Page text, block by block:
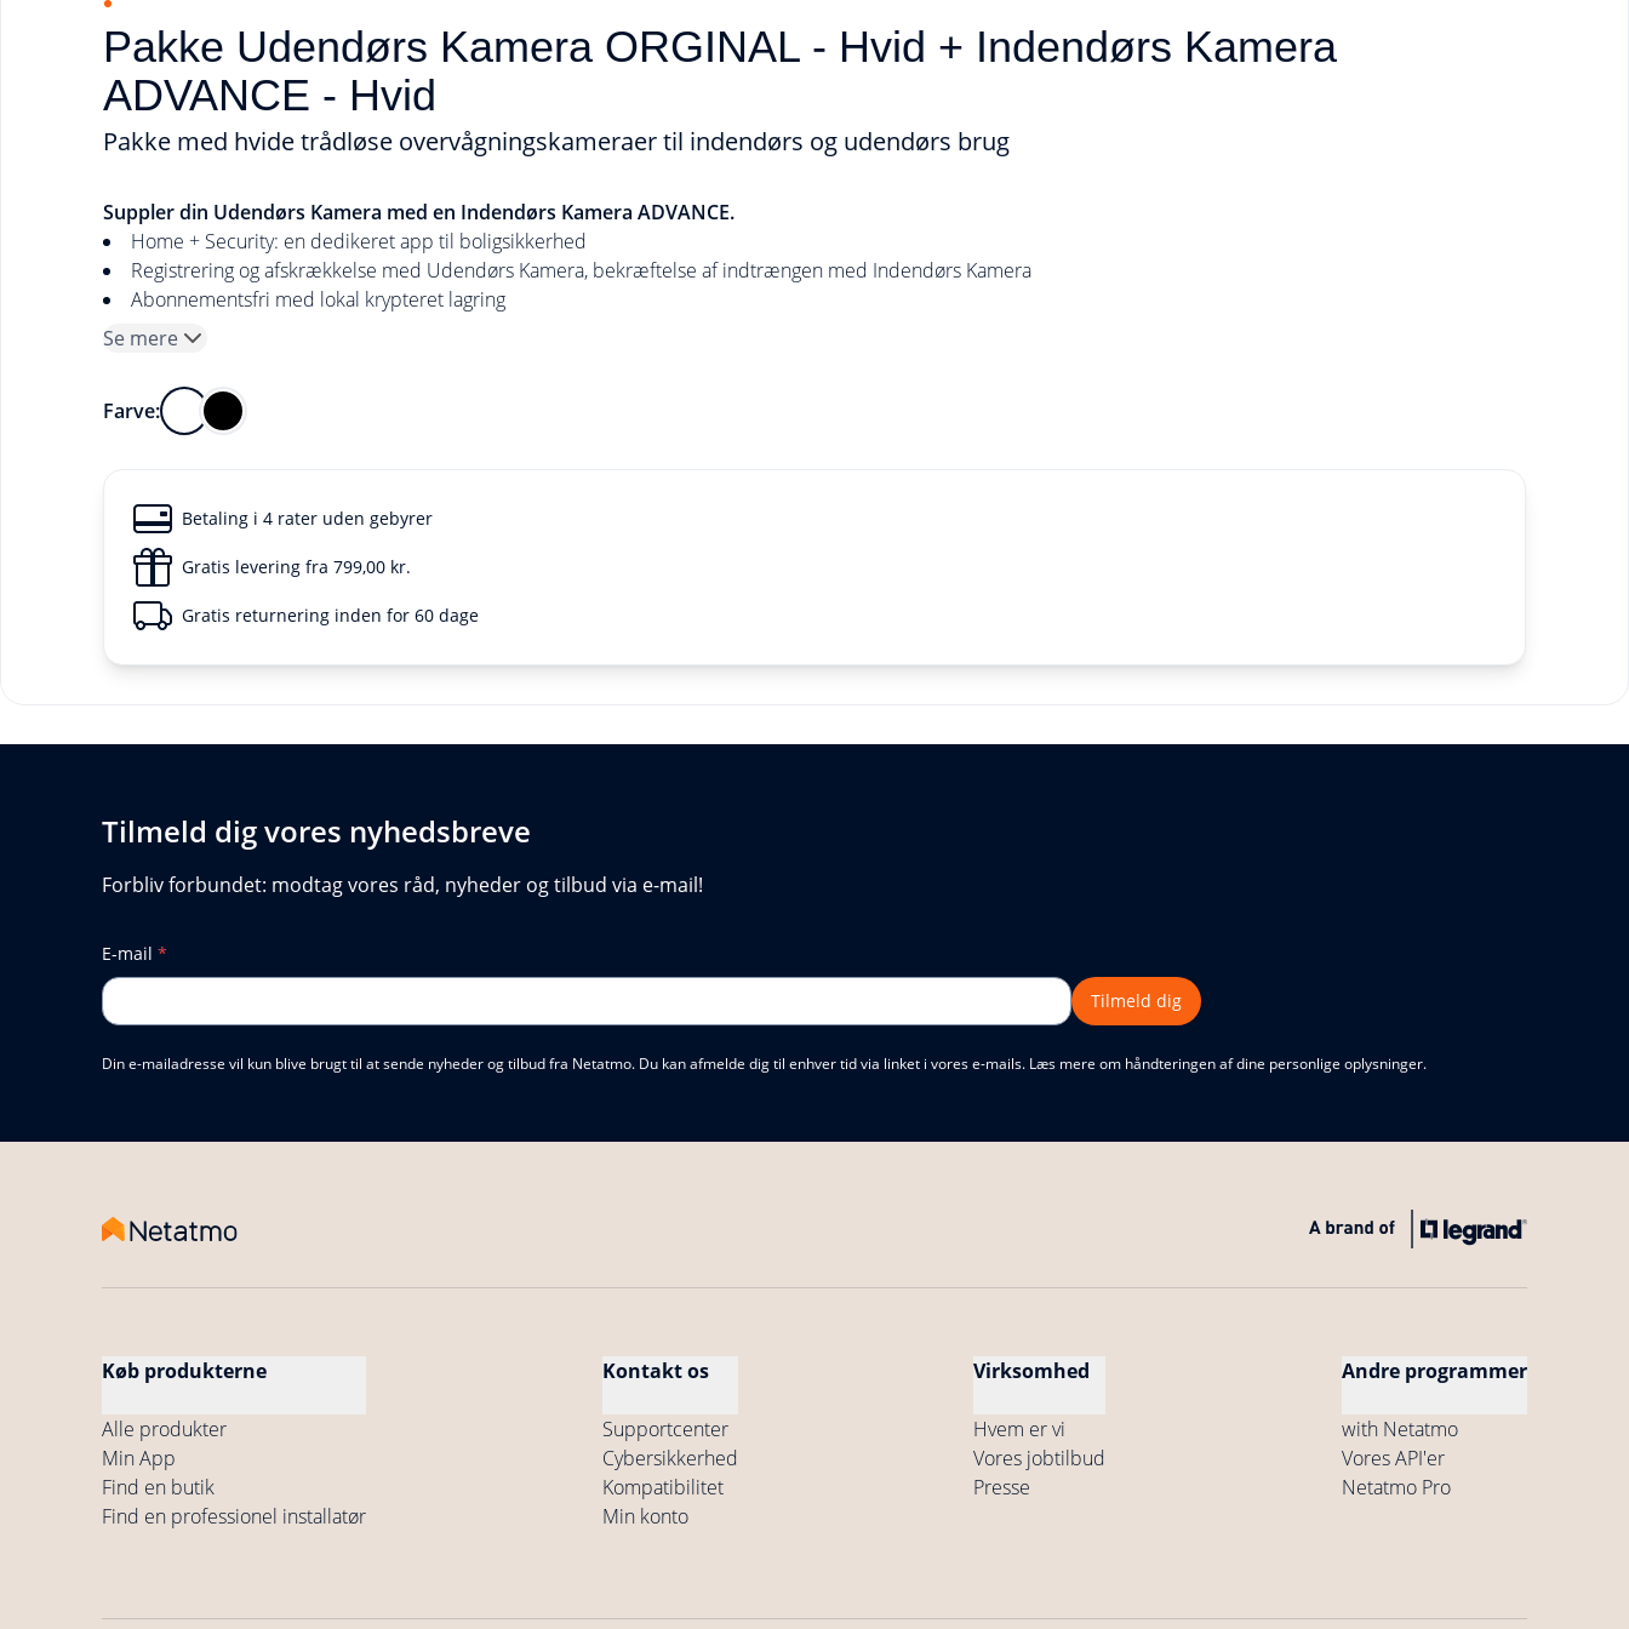
Pakke Udendørs Kamera ORGINAL - Hvid + Indendørs Kamera
ADVANCE - Hvid
Pakke med hvide trådløse overvågningskameraer til indendørs og udendørs brug
Suppler din Udendørs Kamera med en Indendørs Kamera ADVANCE.
Home + Security: en dedikeret app til boligsikkerhed
Registrering og afskrækkelse med Udendørs Kamera, bekræftelse af indtrængen med Indendørs Kamera
Abonnementsfri med lokal krypteret lagring
Se mere
Farve:
Betaling i 4 rater uden gebyrer
Gratis levering fra 799,00 kr.
Gratis returnering inden for 60 dage
Tilmeld dig vores nyhedsbreve
Forbliv forbundet: modtag vores råd, nyheder og tilbud via e-mail!
E-mail *
Tilmeld dig
Din e-mailadresse vil kun blive brugt til at sende nyheder og tilbud fra Netatmo. Du kan afmelde dig til enhver tid via linket i vores e-mails. Læs mere om håndteringen af dine personlige oplysninger.
Køb produkterne
Alle produkter
Min App
Find en butik
Find en professionel installatør
Kontakt os
Supportcenter
Cybersikkerhed
Kompatibilitet
Min konto
Virksomhed
Hvem er vi
Vores jobtilbud
Presse
Andre programmer
with Netatmo
Vores API'er
Netatmo Pro